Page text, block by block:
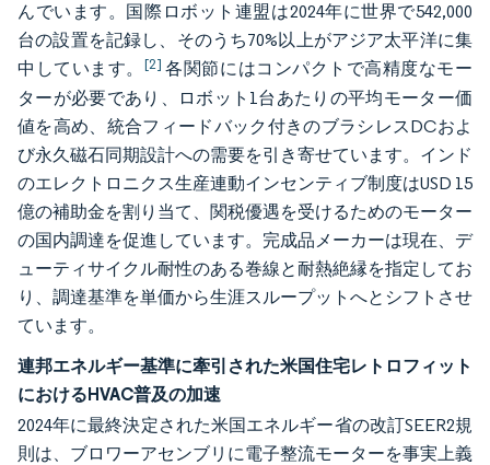
んでいます。国際ロボット連盟は2024年に世界で542,000
台の設置を記録し、そのうち70%以上がアジア太平洋に集
中しています。 [2] 各関節にはコンパクトで高精度なモー
ターが必要であり、ロボット1台あたりの平均モーター価
値を高め、統合フィードバック付きのブラシレスDCおよ
び永久磁石同期設計への需要を引き寄せています。インド
のエレクトロニクス生産連動インセンティブ制度はUSD 15
億の補助金を割り当て、関税優遇を受けるためのモーター
の国内調達を促進しています。完成品メーカーは現在、デ
ューティサイクル耐性のある巻線と耐熱絶縁を指定してお
り、調達基準を単価から生涯スループットへとシフトさせ
ています。
連邦エネルギー基準に牽引された米国住宅レトロフィット
におけるHVAC普及の加速
2024年に最終決定された米国エネルギー省の改訂SEER2規
則は、ブロワーアセンブリに電子整流モーターを事実上義